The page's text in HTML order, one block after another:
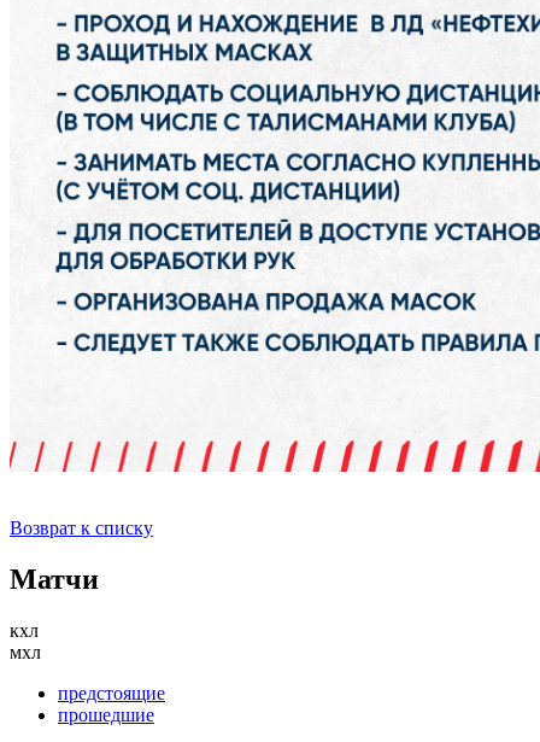
Возврат к списку
Матчи
кхл
мхл
предстоящие
прошедшие